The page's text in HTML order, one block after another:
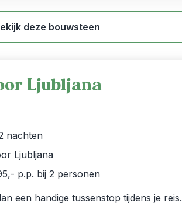
deze bouwsteen
Ljubljana
nachten
Ljubljana
p.p. bij 2 personen
een handige tussenstop tijdens je reis.